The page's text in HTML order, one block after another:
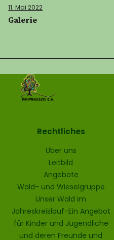
11. Mai 2022
Galerie
Rechtliches
Über uns
Leitbild
Angebote
Wald- und Wieselgruppe
Unser Wald im
Jahreskreislauf-Ein Angebot
für Kinder und Jugendliche
und deren Freunde und